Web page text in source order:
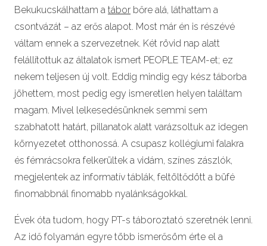
Bekukucskálhattam a tábor bőre alá, láthattam a
csontvázát – az erős alapot. Most már én is részévé
váltam ennek a szervezetnek. Két rövid nap alatt
felállítottuk az általatok ismert PEOPLE TEAM-et; ez
nekem teljesen új volt. Eddig mindig egy kész táborba
jöhettem, most pedig egy ismeretlen helyen találtam
magam. Mivel lelkesedésünknek semmi sem
szabhatott határt, pillanatok alatt varázsoltuk az idegen
környezetet otthonossá. A csupasz kollégiumi falakra
és fémrácsokra felkerültek a vidám, színes zászlók,
megjelentek az informatív táblák, feltöltődött a büfé
finomabbnál finomabb nyalánkságokkal.
Évek óta tudom, hogy PT-s táboroztató szeretnék lenni.
Az idő folyamán egyre több ismerősöm érte el a